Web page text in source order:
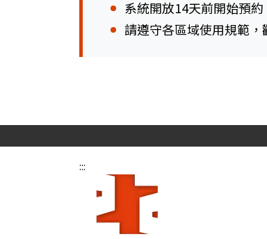
系統開放14天前開始預約
請遵守各區域使用規範，
:::